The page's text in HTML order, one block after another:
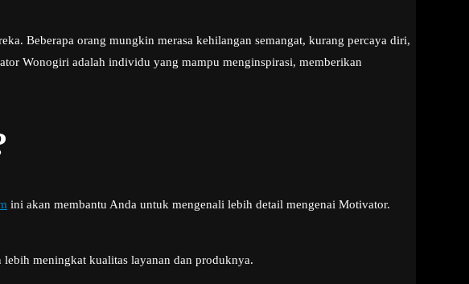
Beberapa orang mungkin merasa kehilangan semangat, kurang percaya diri,
Wonogiri adalah individu yang mampu menginspirasi, memberikan
ini akan membantu Anda untuk mengenali lebih detail mengenai Motivator.
lebih meningkat kualitas layanan dan produknya.